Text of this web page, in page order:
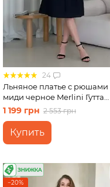
24
Льняное платье с рюшами
миди черное Merlini Гутта
700001241 размер 42-44 (S-
1 199 грн 2 553 грн
Купить
−20%